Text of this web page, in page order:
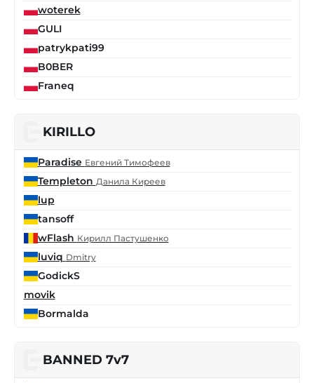
woterek
GULI
patrykpati99
B0BER
Franeq
KIRILLO
Paradise Евгений Тимофеев
Templeton Данила Киреев
lup
tansoff
wFlash Кирилл Пастушенко
luviq Dmitry
GodickS
movik
Bormalda
BANNED 7v7